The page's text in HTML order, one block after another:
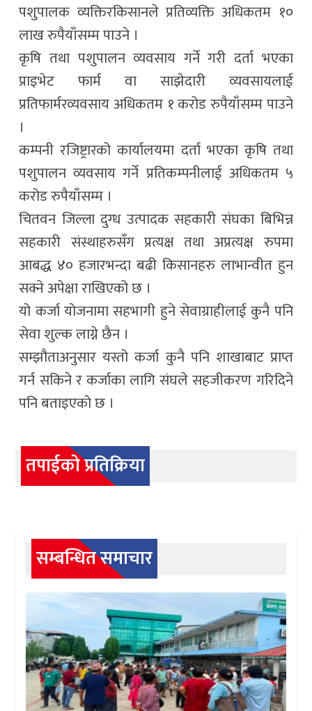
पशुपालक व्यक्तिरकिसानले प्रतिव्यक्ति अधिकतम १०
लाख रुपैयाँसम्म पाउने ।
कृषि तथा पशुपालन व्यवसाय गर्ने गरी दर्ता भएका
प्राइभेट फार्म वा साझेदारी व्यवसायलाई
प्रतिफार्मरव्यवसाय अधिकतम १ करोड रुपैयाँसम्म पाउने
।
कम्पनी रजिष्ट्रारको कार्यालयमा दर्ता भएका कृषि तथा
पशुपालन व्यवसाय गर्ने प्रतिकम्पनीलाई अधिकतम ५
करोड रुपैयाँसम्म ।
चितवन जिल्ला दुग्ध उत्पादक सहकारी संघका बिभिन्न
सहकारी संस्थाहरुसँग प्रत्यक्ष तथा अप्रत्यक्ष रुपमा
आबद्ध ४० हजारभन्दा बढी किसानहरु लाभान्वीत हुन
सक्ने अपेक्षा राखिएको छ ।
यो कर्जा योजनामा सहभागी हुने सेवाग्राहीलाई कुनै पनि
सेवा शुल्क लाग्ने छैन ।
सम्झौताअनुसार यस्तो कर्जा कुनै पनि शाखाबाट प्राप्त
गर्न सकिने र कर्जाका लागि संघले सहजीकरण गरिदिने
पनि बताइएको छ ।
तपाईको प्रतिक्रिया
सम्बन्धित समाचार